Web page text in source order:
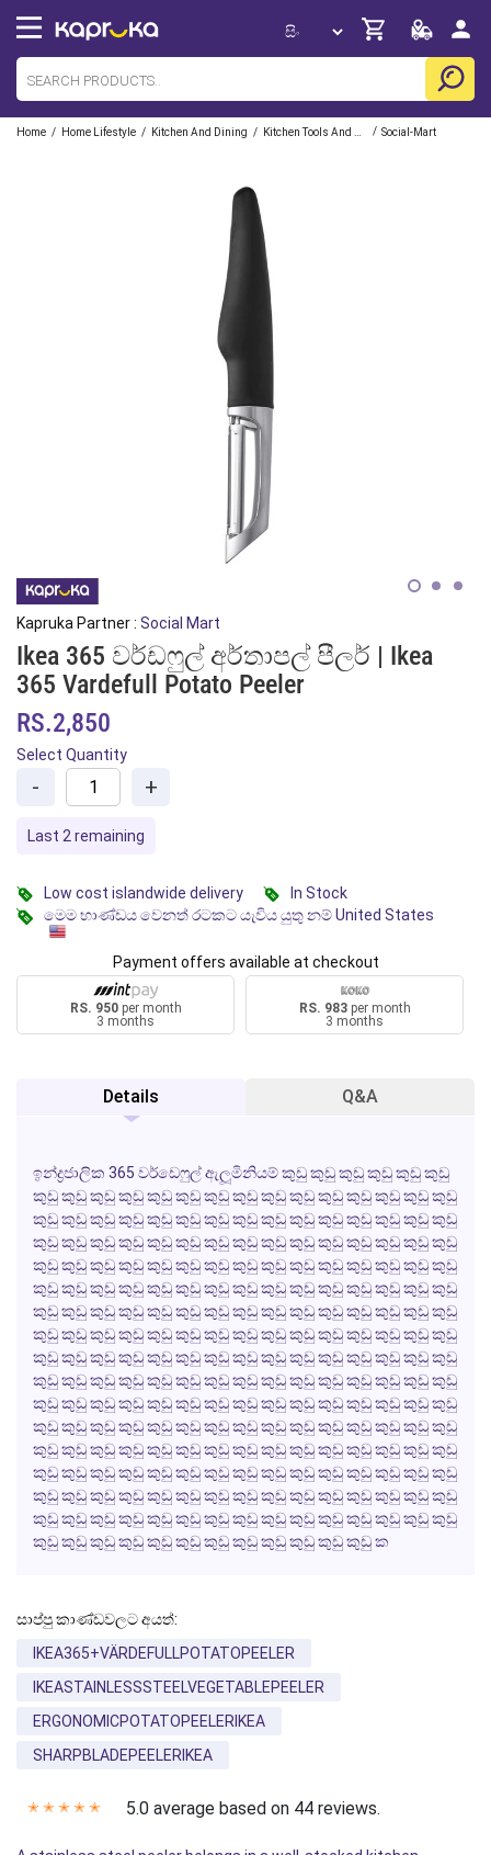
Home / Home Lifestyle / Kitchen And Dining / / Social-Mart
Kapruka Partner : Social Mart
Ikea 365 වර්ඩෆුල් අර්තාපල් පීලර් | Ikea
365 Vardefull Potato Peeler
RS.2,850
Select Quantity
- +
Last 2 remaining
Low cost islandwide delivery
In Stock
මෙම භාණ්ඩය වෙනත් රටකට යැවිය යුතු නම් United States
Payment offers available at checkout
RS. 950per month
3 months
RS. 983per month
3 months
Details Q&A
ඉන්ද්‍රජාලික 365 වර්ඩෙෆුල් ඇලූමිනියම් කුඩු කුඩු කුඩු කුඩු කුඩු කුඩු
කුඩු කුඩු කුඩු කුඩු කුඩු කුඩු කුඩු කුඩු කුඩු කුඩු කුඩු කුඩු කුඩු කුඩු කුඩු
කුඩු කුඩු කුඩු කුඩු කුඩු කුඩු කුඩු කුඩු කුඩු කුඩු කුඩු කුඩු කුඩු කුඩු කුඩු
කුඩු කුඩු කුඩු කුඩු කුඩු කුඩු කුඩු කුඩු කුඩු කුඩු කුඩු කුඩු කුඩු කුඩු කුඩු
කුඩු කුඩු කුඩු කුඩු කුඩු කුඩු කුඩු කුඩු කුඩු කුඩු කුඩු කුඩු කුඩු කුඩු කුඩු
කුඩු කුඩු කුඩු කුඩු කුඩු කුඩු කුඩු කුඩු කුඩු කුඩු කුඩු කුඩු කුඩු කුඩු කුඩු
කුඩු කුඩු කුඩු කුඩු කුඩු කුඩු කුඩු කුඩු කුඩු කුඩු කුඩු කුඩු කුඩු කුඩු කුඩු
කුඩු කුඩු කුඩු කුඩු කුඩු කුඩු කුඩු කුඩු කුඩු කුඩු කුඩු කුඩු කුඩු කුඩු කුඩු
කුඩු කුඩු කුඩු කුඩු කුඩු කුඩු කුඩු කුඩු කුඩු කුඩු කුඩු කුඩු කුඩු කුඩු කුඩු
කුඩු කුඩු කුඩු කුඩු කුඩු කුඩු කුඩු කුඩු කුඩු කුඩු කුඩු කුඩු කුඩු කුඩු කුඩු
කුඩු කුඩු කුඩු කුඩු කුඩු කුඩු කුඩු කුඩු කුඩු කුඩු කුඩු කුඩු කුඩු කුඩු කුඩු
කුඩු කුඩු කුඩු කුඩු කුඩු කුඩු කුඩු කුඩු කුඩු කුඩු කුඩු කුඩු කුඩු කුඩු කුඩු
කුඩු කුඩු කුඩු කුඩු කුඩු කුඩු කුඩු කුඩු කුඩු කුඩු කුඩු කුඩු කුඩු කුඩු කුඩු
කුඩු කුඩු කුඩු කුඩු කුඩු කුඩු කුඩු කුඩු කුඩු කුඩු කුඩු කුඩු කුඩු කුඩු කුඩු
කුඩු කුඩු කුඩු කුඩු කුඩු කුඩු කුඩු කුඩු කුඩු කුඩු කුඩු කුඩු කුඩු කුඩු කුඩු
කුඩු කුඩු කුඩු කුඩු කුඩු කුඩු කුඩු කුඩු කුඩු කුඩු කුඩු කුඩු කුඩු කුඩු කුඩු
කුඩු කුඩු කුඩු කුඩු කුඩු කුඩු කුඩු කුඩු කුඩු කුඩු කුඩු කුඩු ක
සාප්පු කාණ්ඩවලට අයත්:
IKEA365+VÄRDEFULLPOTATOPEELER
IKEASTAINLESSSTEELVEGETABLEPEELER
ERGONOMICPOTATOPEELERIKEA
SHARPBLADEPEELERIKEA
✭ ✭ ✭ ✭ ✭ 5.0 average based on 44 reviews.